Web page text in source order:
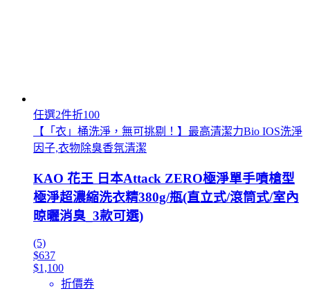
任選2件折100
【「衣」桶洗淨，無可挑剔！】最高清潔力Bio IOS洗淨
因子,衣物除臭香氛清潔
KAO 花王 日本Attack ZERO極淨單手噴槍型
極淨超濃縮洗衣精380g/瓶(直立式/滾筒式/室內
晾曬消臭_3款可選)
(5)
$637
$1,100
折價券